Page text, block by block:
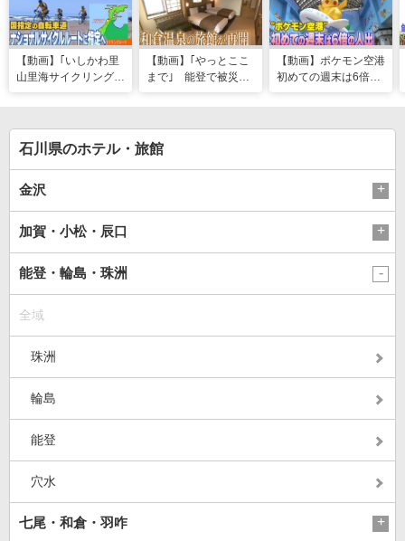
【動画】｢いしかわ里
山里海サイクリングル
ルルート”に指定へ
【動画】｢やっとここ
まで｣ 能登で被災の
の日に従業員は…
【動画】ポケモン空港
初めての週末は6倍の
石川県のホテル・旅館
金沢
加賀・小松・辰口
能登・輪島・珠洲
全域
珠洲
輪島
能登
穴水
七尾・和倉・羽咋